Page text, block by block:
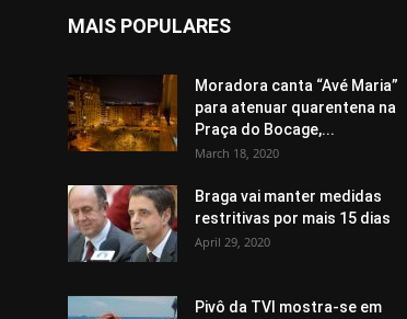
MAIS POPULARES
Moradora canta “Avé Maria”
para atenuar quarentena na
Praça do Bocage,...
March 18, 2020
Braga vai manter medidas
restritivas por mais 15 dias
April 29, 2020
Pivô da TVI mostra-se em